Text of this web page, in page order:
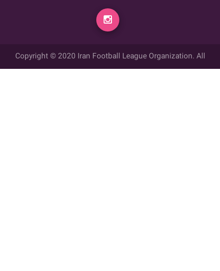
Copyright © 2020 Iran Football League Organization. All